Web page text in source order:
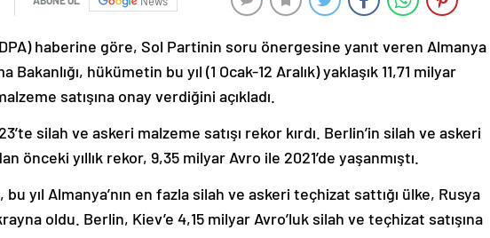
haberine göre, Sol Partinin soru önergesine yanıt veren Almanya
hükümetin bu yıl (1 Ocak-12 Aralık) yaklaşık 11,71 milyar
satışına onay verdiğini açıkladı.
silah ve askeri malzeme satışı rekor kırdı. Berlin’in silah ve askeri
önceki yıllık rekor, 9,35 milyar Avro ile 2021’de yaşanmıştı.
bu yıl Almanya’nın en fazla silah ve askeri teçhizat sattığı ülke, Rusya
oldu. Berlin, Kiev’e 4,15 milyar Avro’luk silah ve teçhizat satışına